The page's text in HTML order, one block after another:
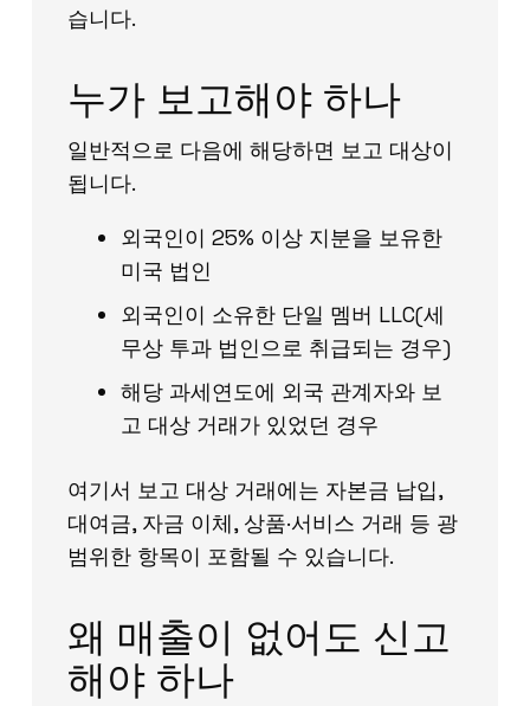
습니다.
누가 보고해야 하나
일반적으로 다음에 해당하면 보고 대상이
됩니다.
외국인이 25% 이상 지분을 보유한
미국 법인
외국인이 소유한 단일 멤버 LLC(세
무상 투과 법인으로 취급되는 경우)
해당 과세연도에 외국 관계자와 보
고 대상 거래가 있었던 경우
여기서 보고 대상 거래에는 자본금 납입,
대여금, 자금 이체, 상품·서비스 거래 등 광
범위한 항목이 포함될 수 있습니다.
왜 매출이 없어도 신고
해야 하나